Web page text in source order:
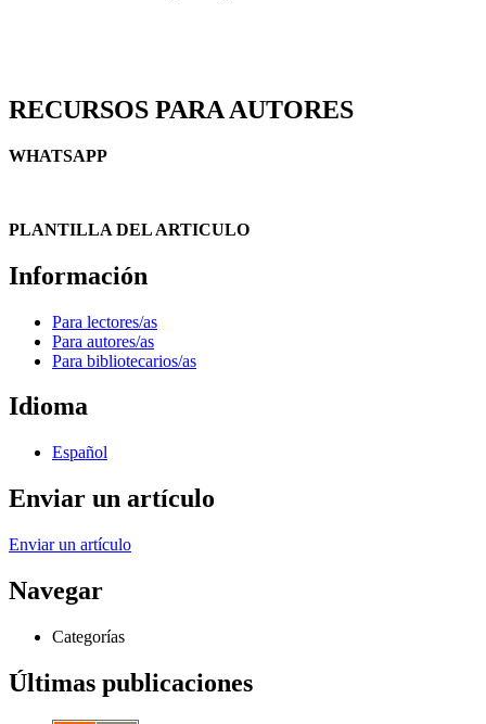
RECURSOS PARA AUTORES
WHATSAPP
PLANTILLA DEL ARTICULO
Información
Para lectores/as
Para autores/as
Para bibliotecarios/as
Idioma
Español
Enviar un artículo
Enviar un artículo
Navegar
Categorías
Últimas publicaciones